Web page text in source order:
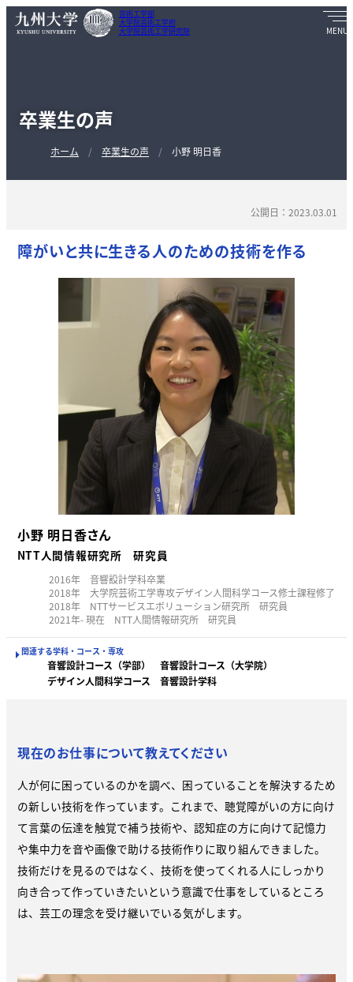
芸術工学部
大学院芸術工学府
大学院芸術工学研究院
卒業生の声
ホーム 卒業生の声 小野 明日香
公開日：2023.03.01
障がいと共に生きる人のための技術を作る
小野 明日香さん
NTT人間情報研究所 研究員
2016年 音響設計学科卒業
2018年 大学院芸術工学専攻デザイン人間科学コース修士課程修了
2018年 NTTサービスエボリューション研究所 研究員
2021年- 現在 NTT人間情報研究所 研究員
関連する学科・コース・専攻
音響設計コース（学部）
音響設計コース（大学院）
デザイン人間科学コース
音響設計学科
現在のお仕事について教えてください
人が何に困っているのかを調べ、困っていることを解決するため
の新しい技術を作っています。これまで、聴覚障がいの方に向け
て言葉の伝達を触覚で補う技術や、認知症の方に向けて記憶力
や集中力を音や画像で助ける技術作りに取り組んできました。
技術だけを見るのではなく、技術を使ってくれる人にしっかり
向き合って作っていきたいという意識で仕事をしているところ
は、芸工の理念を受け継いでいる気がします。